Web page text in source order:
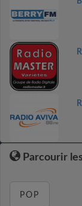
Parcourir
POP